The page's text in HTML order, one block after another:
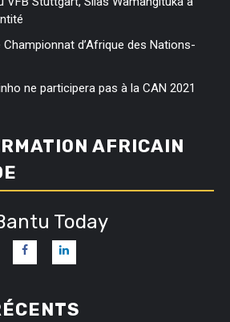
d’Afrique des Nations-
ne participera pas à la CAN 2021
AFRICAIN
Today